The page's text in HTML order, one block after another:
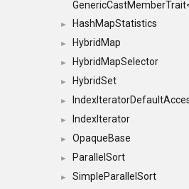
► HashMapStatistics
► HybridMap
► HybridMapSelector
► HybridSet
►
► IndexIterator
► OpaqueBase
► ParallelSort
► SimpleParallelSort